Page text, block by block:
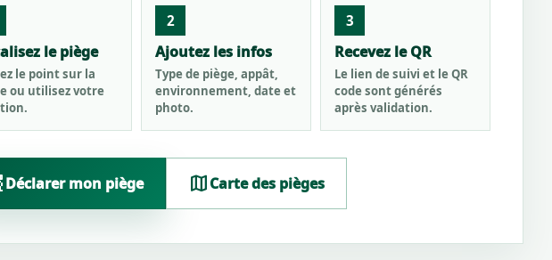
le piège
le point sur la
ou utilisez votre
2
Ajoutez les infos
Type de piège, appât,
environnement, date et
photo.
3
Recevez le QR
Le lien de suivi et le QR
code sont générés
après validation.
Déclarer mon piège mapCarte des pièges